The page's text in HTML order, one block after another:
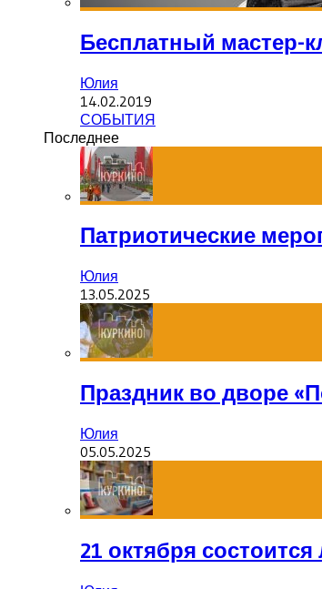
Бесплатный мастер-
Юлия
14.02.2019
СОБЫТИЯ
Последнее
Патриотические
Юлия
13.05.2025
Праздник во дворе
Юлия
05.05.2025
21 октября